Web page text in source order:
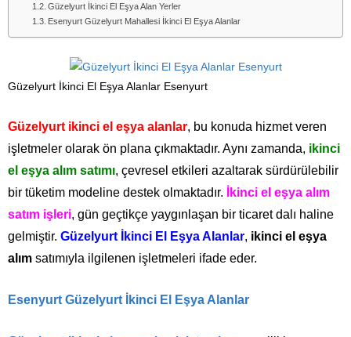
Güzelyurt İkinci El Eşya Alan Yerler
Esenyurt Güzelyurt Mahallesi İkinci El Eşya Alanlar
Güzelyurt İkinci El Eşya Alanlar Esenyurt
Güzelyurt ikinci el eşya alanlar, bu konuda hizmet veren
işletmeler olarak ön plana çıkmaktadır. Aynı zamanda, ikinci
el eşya alım satımı, çevresel etkileri azaltarak sürdürülebilir
bir tüketim modeline destek olmaktadır.
İkinci el eşya alım
satım işleri, gün geçtikçe yaygınlaşan bir ticaret dalı haline
gelmiştir. Güzelyurt İkinci El Eşya Alanlar, ikinci el eşya
alım satımıyla ilgilenen işletmeleri ifade eder.
Esenyurt Güzelyurt İkinci El Eşya Alanlar